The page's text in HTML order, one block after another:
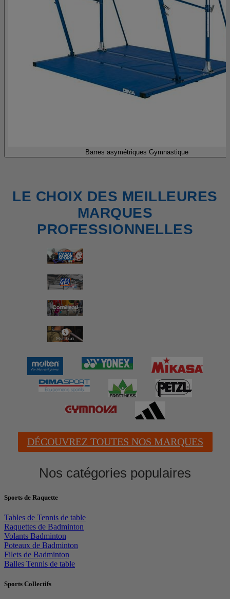
Barres asymétriques Gymnastique
LE CHOIX DES MEILLEURES
MARQUES
PROFESSIONNELLES
DÉCOUVREZ TOUTES NOS MARQUES
Nos catégories populaires
Sports de Raquette
Tables de Tennis de table
Raquettes de Badminton
Volants Badminton
Poteaux de Badminton
Filets de Badminton
Balles Tennis de table
Sports Collectifs